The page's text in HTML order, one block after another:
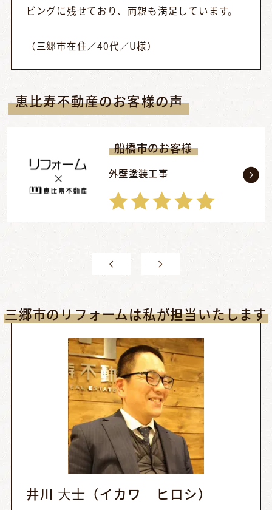
ビングに残せており、両親も満足しています。
（三郷市在住／40代／U様）
恵比寿不動産のお客様の声
船橋市のお客様
外壁塗装工事
三郷市のリフォームは私が担当いたします
井川 ⼤⼠（イカワ ヒロシ）